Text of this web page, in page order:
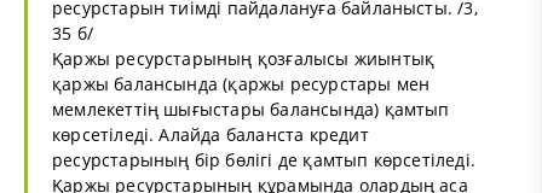
ресурстарын тиімді пайдалануға байланысты. /3,
35 б/
Қаржы ресурстарының қозғалысы жиынтық
қаржы балансында (қаржы ресурстары мен
мемлекеттің шығыстары балансында) қамтып
көрсетіледі. Алайда баланста кредит
ресурстарының бір бөлігі де қамтып көрсетіледі.
Қаржы ресурстарының құрамында олардың аса